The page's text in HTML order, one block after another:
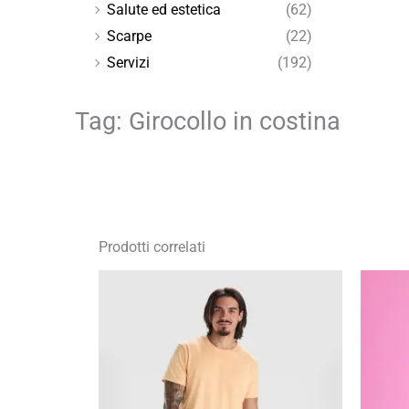
Salute ed estetica
(62)
Scarpe
(22)
Servizi
(192)
Tag: Girocollo in costina
Prodotti correlati
prezzo:
da
10,14 €